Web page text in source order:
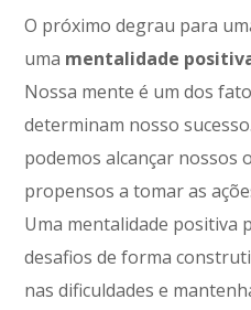
O próximo degrau para
uma mentalidade
Nossa mente é um dos
determinam nosso
podemos alcançar nossos
propensos a tomar as
Uma mentalidade positiva
desafios de forma
nas dificuldades e